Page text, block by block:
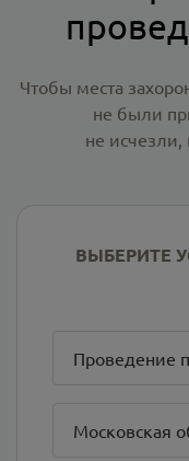
Чтобы места
не были
не исчезли,
ВЫБЕРИТЕ
Проведение
Московская